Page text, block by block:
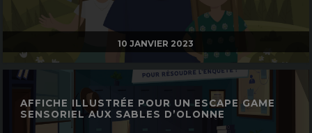
10 JANVIER 2023
AFFICHE ILLUSTRÉE POUR UN ESCAPE GAME
SENSORIEL AUX SABLES D’OLONNE